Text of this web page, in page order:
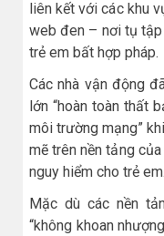
liên kết với các khu
web đen – nơi tụ
trẻ em bất hợp pháp.
Các nhà vận động
lớn “hoàn toàn thất
môi trường mạng”
mẽ trên nền tảng
nguy hiểm cho trẻ em.
Mặc dù các nền
“không khoan